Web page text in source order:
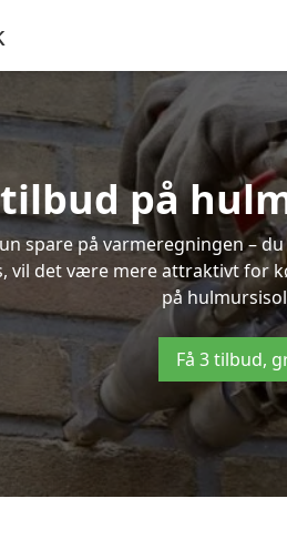
tilbud på
spare på varmeregningen –
vil det være mere attraktivt for
på
Få 3 tilbud,